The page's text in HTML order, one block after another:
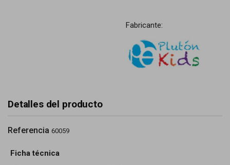
Fabricante:
Detalles del producto
Referencia 60059
Ficha técnica